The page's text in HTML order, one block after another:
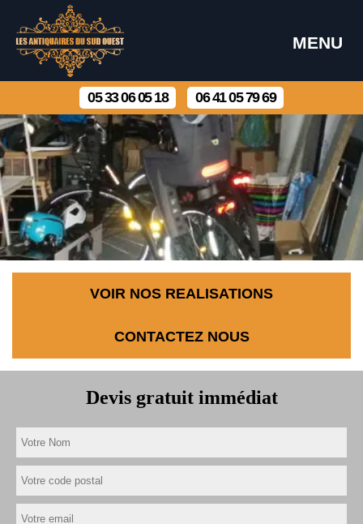
MENU
05 33 06 05 18 06 41 05 79 69
VOIR NOS REALISATIONS
CONTACTEZ NOUS
Devis gratuit immédiat